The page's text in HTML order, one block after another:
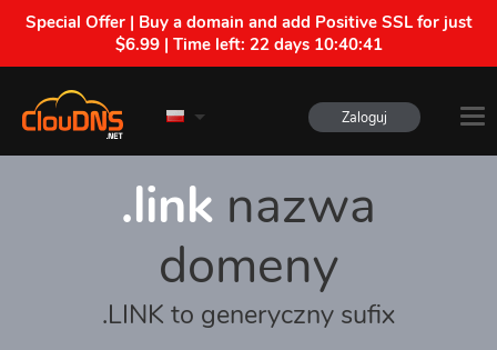
Special Offer | Buy a domain and add Positive SSL for just
$6.99 | Time left: 22 days 10:40:41
Zaloguj
.link nazwa
domeny
.LINK to generyczny sufix